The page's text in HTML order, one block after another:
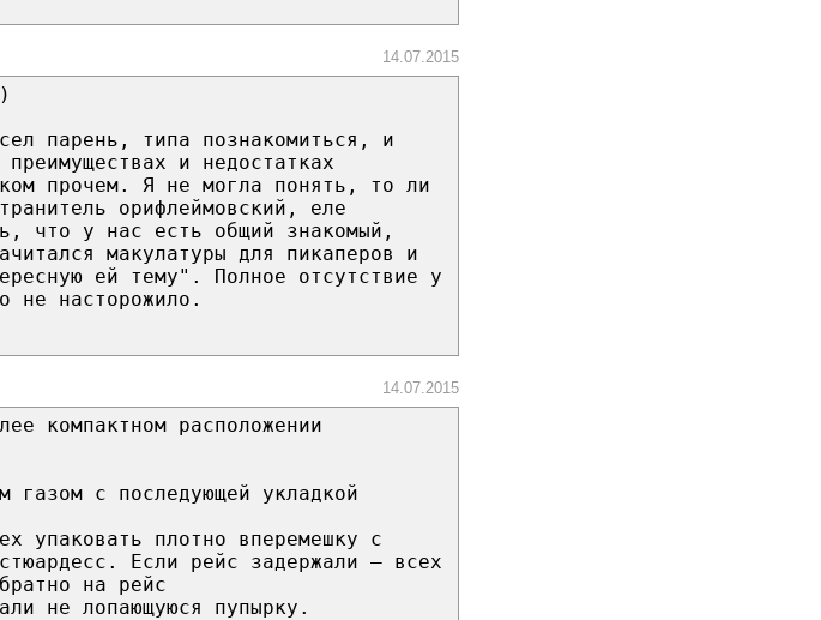
14.07.2015
парень, типа познакомиться, и
и недостатках
прочем. Я не могла понять, то ли
орифлеймовский, еле
что у нас есть общий знакомый,
макулатуры для пикаперов и
ей тему". Полное отсутствие у
не насторожило.
14.07.2015
компактном расположении
газом с последующей укладкой
упаковать плотно вперемешку с
Если рейс задержали — всех
на рейс
не лопающуюся пупырку.